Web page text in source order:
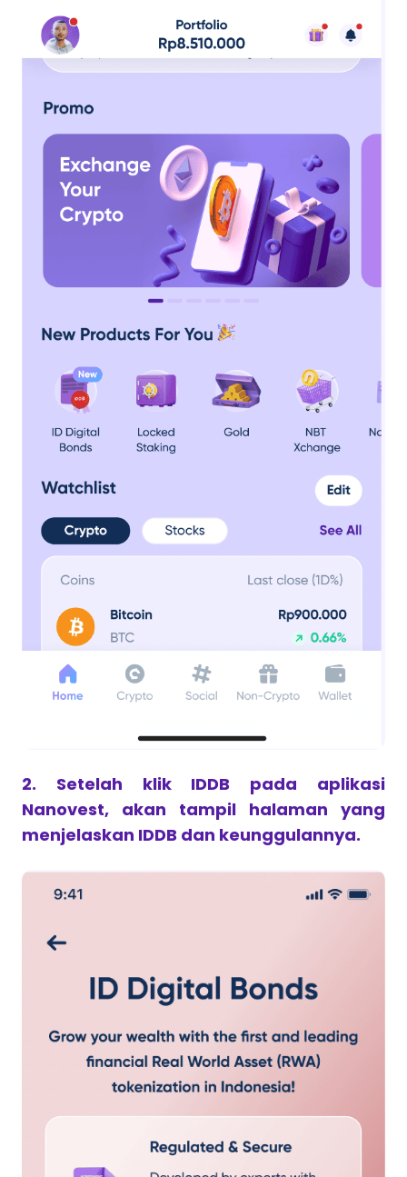
2. Setelah klik IDDB pada aplikasi
Nanovest, akan tampil halaman yang
menjelaskan IDDB dan keunggulannya.